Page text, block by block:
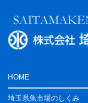
HOME
埼玉県魚市場のしくみ